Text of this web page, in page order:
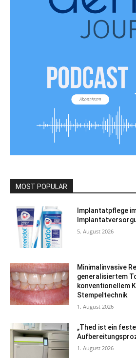
MOST POPULAR
Implantatpflege
5. August 2026
Minimalinvasive
generalisiertem
konventionellem
Stempeltechnik
1. August 2026
„Thed ist ein
1. August 2026